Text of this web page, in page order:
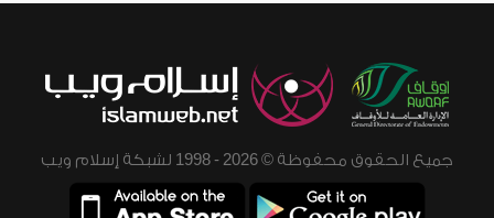
جميع الحقوق محفوظة © 2026 - 1998 لشبكة إسلام ويب